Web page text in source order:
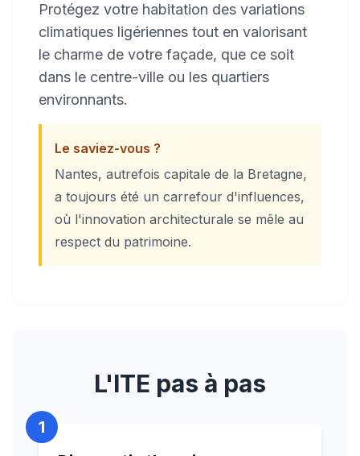
Protégez votre habitation des variations
climatiques ligériennes tout en valorisant
le charme de votre façade, que ce soit
dans le centre-ville ou les quartiers
environnants.
Le saviez-vous ?
Nantes, autrefois capitale de la Bretagne,
a toujours été un carrefour d'influences,
où l'innovation architecturale se mêle au
respect du patrimoine.
L'ITE pas à pas
1